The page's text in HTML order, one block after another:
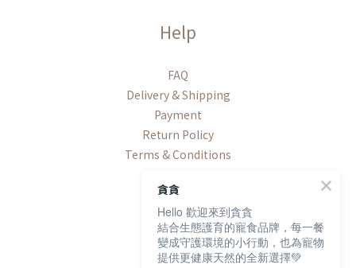
Help
FAQ
Delivery & Shipping
Payment
Return Policy
Terms & Conditions
Contact
貪貪
Hello 歡迎來到貪貪
結合生態護育的寵食品牌，每一餐
變成守護環境的小行動，也為寵物
提供更健康天然的全新選擇💚